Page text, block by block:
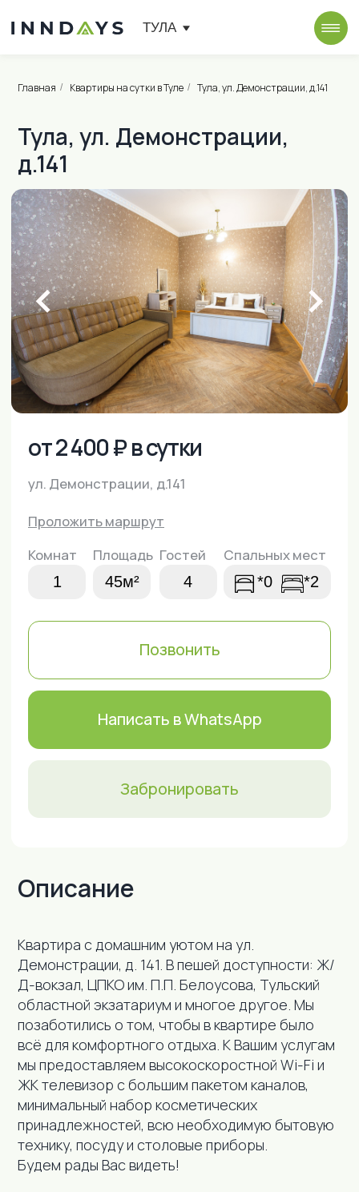
ТУЛА
Главная / Квартиры на сутки в Туле / Тула, ул. Демонстрации, д.141
Тула, ул. Демонстрации,
д.141
от 2 400 ₽ в сутки
Проложить маршрут
Забронировать
ул. Демонстрации, д.141
Комнат Площадь Гостей Спальных мест
1 45м² 4 *0 *2
Описание
Кваpтира с домашним уютом на ул.
Демонстрации, д. 141. В пeшeй доступности: Ж/
Д-вокзал, ЦПКО им. П.П. Белоусова, Тульский
областной экзатариум и многое другое. Мы
позаботились о том, чтобы в квартире было
всё для комфортного отдыха. К Вашим услугам
мы предоставляем высокоскоростной Wi-Fi и
ЖК телевизор с большим пакетом каналов,
минимальный набор косметических
принадлежностей, всю необходимую бытовую
технику, посуду и столовые приборы.
Будем рады Вас видеть!
Удобства